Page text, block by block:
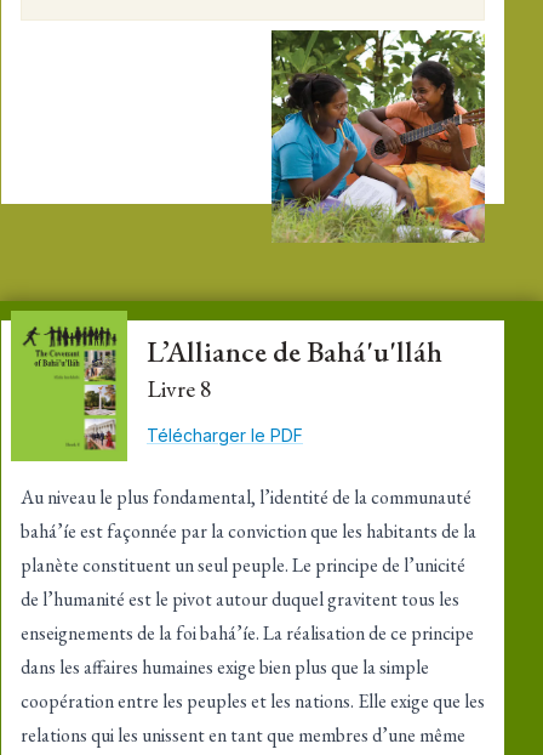
L’Alliance de Bahá'u'lláh
Livre 8
Télécharger le PDF
Au niveau le plus fondamental, l’identité de la communauté
bahá’íe est façonnée par la conviction que les habitants de la
planète constituent un seul peuple. Le principe de l’unicité
de l’humanité est le pivot autour duquel gravitent tous les
enseignements de la foi bahá’íe. La réalisation de ce principe
dans les affaires humaines exige bien plus que la simple
coopération entre les peuples et les nations. Elle exige que les
relations qui les unissent en tant que membres d’une même